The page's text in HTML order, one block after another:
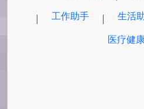
|
工作助手 | 生活
医疗健